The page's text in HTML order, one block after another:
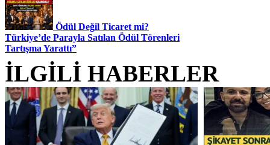
Ödül Değil Ticaret mi?
Türkiye’de Parayla Satılan Ödül Törenleri
Tartışma Yarattı”
İLGİLİ HABERLER